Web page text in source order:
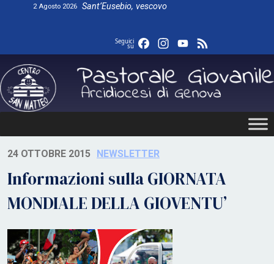
2 Agosto 2026 Sant’Eusebio, vescovo
Seguici
su FacebookInstagram
YouTube
24 OTTOBRE 2015 NEWSLETTER
Informazioni sulla GIORNATA
MONDIALE DELLA GIOVENTU’